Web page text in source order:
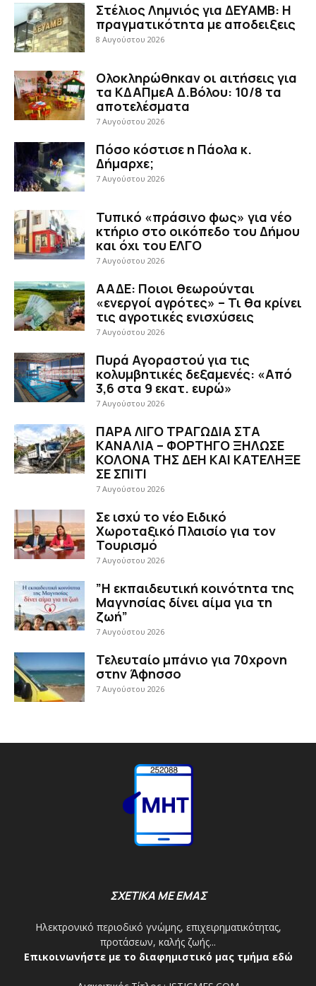
Στέλιος Λημνιός για ΔΕΥΑΜΒ: Η
πραγματικότητα με αποδειξεις
8 Αυγούστου 2026
Ολοκληρώθηκαν οι αιτήσεις για
τα ΚΔΑΠμεΑ Δ.Βόλου: 10/8 τα
αποτελέσματα
7 Αυγούστου 2026
Πόσο κόστισε η Πάολα κ.
Δήμαρχε;
7 Αυγούστου 2026
Τυπικό «πράσινο φως» για νέο
κτήριο στο οικόπεδο του Δήμου
και όχι του ΕΛΓΟ
7 Αυγούστου 2026
ΑΑΔΕ: Ποιοι θεωρούνται
«ενεργοί αγρότες» – Τι θα κρίνει
τις αγροτικές ενισχύσεις
7 Αυγούστου 2026
Πυρά Αγοραστού για τις
κολυμβητικές δεξαμενές: «Από
3,6 στα 9 εκατ. ευρώ»
7 Αυγούστου 2026
ΠΑΡΑ ΛΙΓΟ ΤΡΑΓΩΔΙΑ ΣΤΑ
ΚΑΝΑΛΙΑ – ΦΟΡΤΗΓΟ ΞΗΛΩΣΕ
ΚΟΛΟΝΑ ΤΗΣ ΔΕΗ ΚΑΙ ΚΑΤΕΛΗΞΕ
ΣΕ ΣΠΙΤΙ
7 Αυγούστου 2026
Σε ισχύ το νέο Ειδικό
Χωροταξικό Πλαισίο για τον
Τουρισμό
7 Αυγούστου 2026
”Η εκπαιδευτική κοινότητα της
Μαγνησίας δίνει αίμα για τη
ζωή”
7 Αυγούστου 2026
Τελευταίο μπάνιο για 70χρονη
στην Άφησσο
7 Αυγούστου 2026
ΣΧΕΤΙΚΑ ΜΕ ΕΜΑΣ
Ηλεκτρονικό περιοδικό γνώμης, επιχειρηματικότητας,
προτάσεων, καλής ζωής...
Επικοινωνήστε με το διαφημιστικό μας τμήμα εδώ